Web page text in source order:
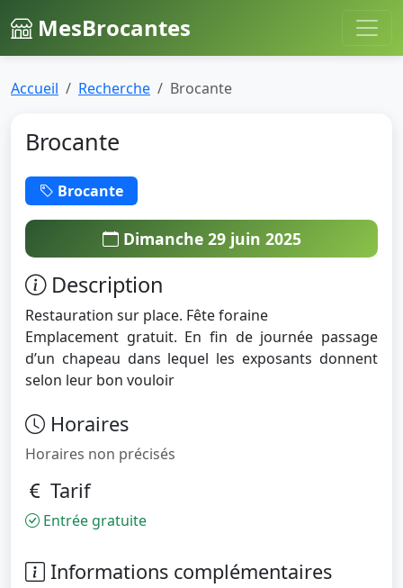
MesBrocantes
Accueil Recherche Brocante
Brocante
Brocante
Dimanche 29 juin 2025
Description
Restauration sur place. Fête foraine
Emplacement gratuit. En fin de journée passage
d’un chapeau dans lequel les exposants donnent
selon leur bon vouloir
Horaires
Horaires non précisés
Tarif
Entrée gratuite
Informations complémentaires